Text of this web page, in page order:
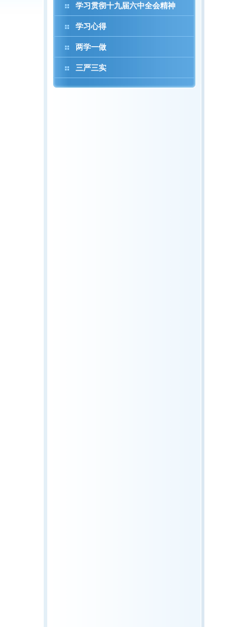
学习贯彻十九届六中全会精神
学习心得
两学一做
三严三实